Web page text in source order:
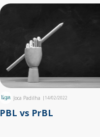
Joca Padilha |14/02/2022
PBL vs PrBL